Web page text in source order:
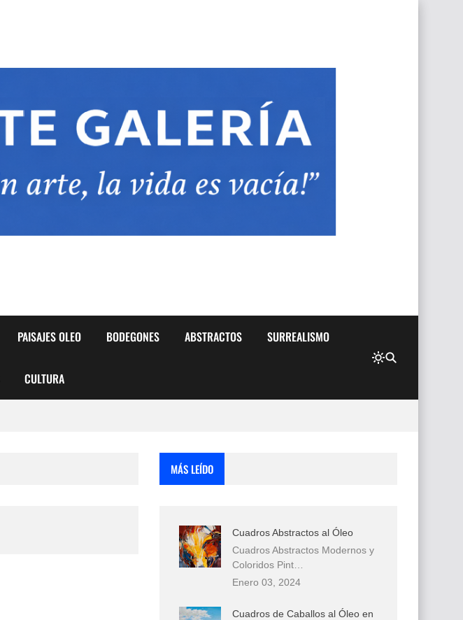
PAISAJES OLEO BODEGONES ABSTRACTOS SURREALISMO
CULTURA
MÁS LEÍDO
Cuadros Abstractos al Óleo
Cuadros Abstractos Modernos y
Coloridos Pint…
Enero 03, 2024
Cuadros de Caballos al Óleo en